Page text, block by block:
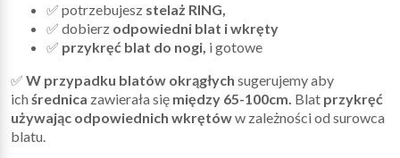
✅ potrzebujesz stelaż RING,
✅ dobierz odpowiedni blat i wkręty
✅ przykręć blat do nogi, i gotowe
✅ W przypadku blatów okrągłych sugerujemy aby
ich średnica zawierała się między 65-100cm. Blat przykręć
używając odpowiednich wkrętóww zależności od surowca
blatu.